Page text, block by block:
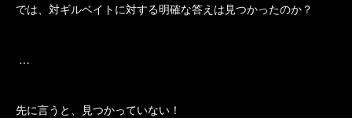
では、対ギルベイトに対する明確な答えは見つかったのか？
…
先に言うと、見つかっていない！